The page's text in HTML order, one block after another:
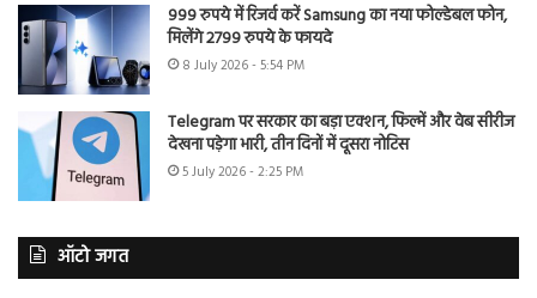
999 रुपये में रिजर्व करें Samsung का नया फोल्डेबल फोन,
मिलेंगे 2799 रुपये के फायदे
8 July 2026 - 5:54 PM
Telegram पर सरकार का बड़ा एक्शन, फिल्में और वेब सीरीज
देखना पड़ेगा भारी, तीन दिनों में दूसरा नोटिस
5 July 2026 - 2:25 PM
ऑटो जगत